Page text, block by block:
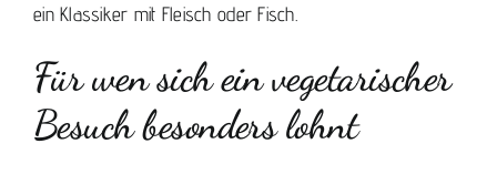
ein Klassiker mit Fleisch oder Fisch.
Für wen sich ein vegetarischer
Besuch besonders lohnt